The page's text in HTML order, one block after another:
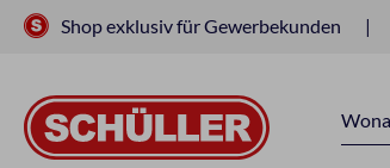
Shop exklusiv für Gewerbekunden